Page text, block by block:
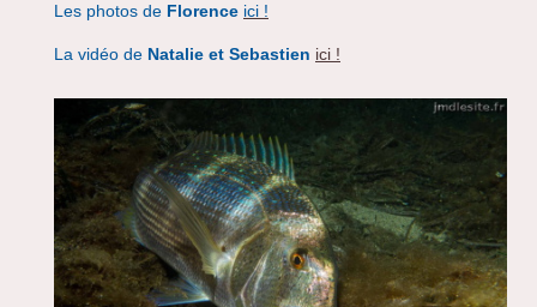
Les photos de Florence ici !
La vidéo de Natalie et Sebastien ici !